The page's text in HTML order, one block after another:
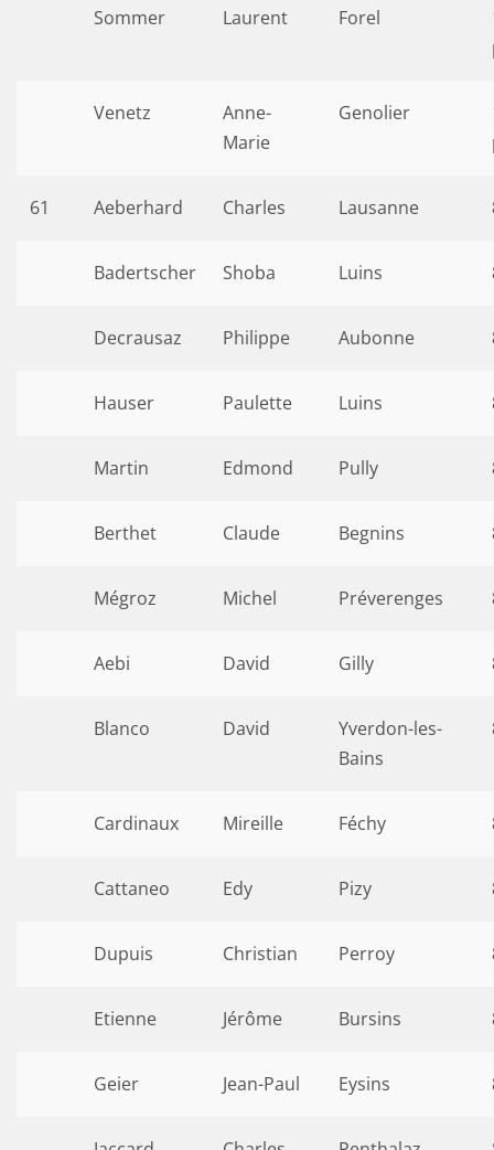
Sommer Laurent Forel
Venetz
Anne-
Marie
Genolier
61 Aeberhard Charles Lausanne
Badertscher Shoba Luins
Decrausaz Philippe Aubonne
Hauser Paulette Luins
Martin Edmond Pully
Berthet Claude Begnins
Mégroz Michel Préverenges
Aebi David Gilly
Blanco David
Yverdon-les-
Bains
Cardinaux Mireille Féchy
Cattaneo Edy Pizy
Dupuis Christian Perroy
Etienne Jérôme Bursins
Geier Jean-Paul Eysins